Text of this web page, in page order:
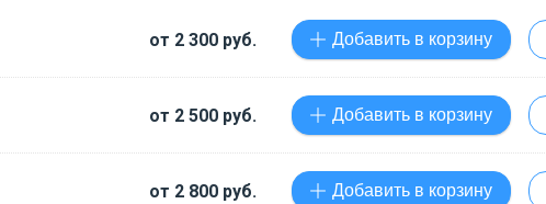
от 2 300 руб. Добавить в корзину
от 2 500 руб. Добавить в корзину
от 2 800 руб. Добавить в корзину